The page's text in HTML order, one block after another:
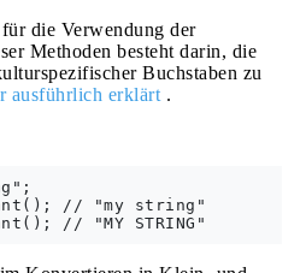
die Verwendung der
Methoden besteht darin, die
Buchstaben zu
ausführlich erklärt .
// "my string"